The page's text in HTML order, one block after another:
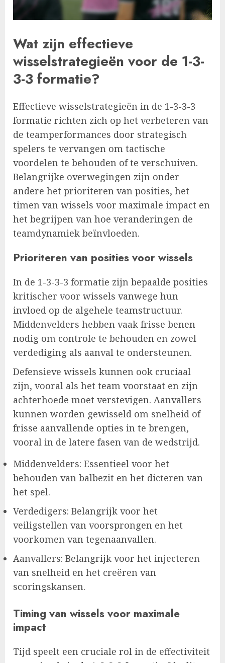
Wat zijn effectieve
wisselstrategieën voor de 1-3-
3-3 formatie?
Effectieve wisselstrategieën in de 1-3-3-3
formatie richten zich op het verbeteren van
de teamperformances door strategisch
spelers te vervangen om tactische
voordelen te behouden of te verschuiven.
Belangrijke overwegingen zijn onder
andere het prioriteren van posities, het
timen van wissels voor maximale impact en
het begrijpen van hoe veranderingen de
teamdynamiek beïnvloeden.
Prioriteren van posities voor wissels
In de 1-3-3-3 formatie zijn bepaalde posities
kritischer voor wissels vanwege hun
invloed op de algehele teamstructuur.
Middenvelders hebben vaak frisse benen
nodig om controle te behouden en zowel
verdediging als aanval te ondersteunen.
Defensieve wissels kunnen ook cruciaal
zijn, vooral als het team voorstaat en zijn
achterhoede moet verstevigen. Aanvallers
kunnen worden gewisseld om snelheid of
frisse aanvallende opties in te brengen,
vooral in de latere fasen van de wedstrijd.
Middenvelders: Essentieel voor het
behouden van balbezit en het dicteren van
het spel.
Verdedigers: Belangrijk voor het
veiligstellen van voorsprongen en het
voorkomen van tegenaanvallen.
Aanvallers: Belangrijk voor het injecteren
van snelheid en het creëren van
scoringskansen.
Timing van wissels voor maximale
impact
Tijd speelt een cruciale rol in de effectiviteit